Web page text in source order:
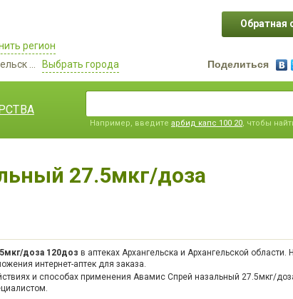
регион
...
Выбрать города
Обратная
Поделиться
Например, введите арбид капс 100 20, чтобы
27.5мкг/доза
доза 120доз в аптеках Архангельска и Архангельской области.
интернет-аптек для заказа.
и способах применения Авамис Спрей назальный 27.5мкг/